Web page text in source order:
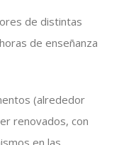
de distintas
de enseñanza
(alrededor
renovados, con